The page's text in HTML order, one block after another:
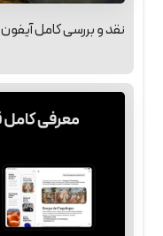
نقد و بررسی کامل آیفون ۱۸ | بهترین آیفون تاریخ؟